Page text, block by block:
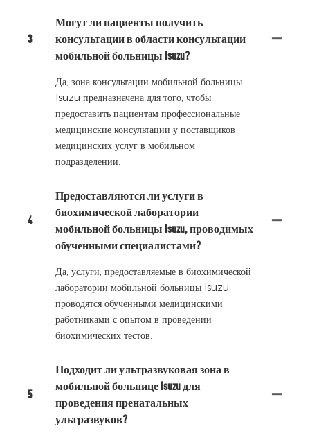
3
Могут ли пациенты получить
консультации в области консультации
мобильной больницы Isuzu?
Да, зона консультации мобильной больницы
Isuzu предназначена для того, чтобы
предоставить пациентам профессиональные
медицинские консультации у поставщиков
медицинских услуг в мобильном
подразделении.
4
Предоставляются ли услуги в
биохимической лаборатории
мобильной больницы Isuzu, проводимых
обученными специалистами?
Да, услуги, предоставляемые в биохимической
лаборатории мобильной больницы Isuzu,
проводятся обученными медицинскими
работниками с опытом в проведении
биохимических тестов.
5
Подходит ли ультразвуковая зона в
мобильной больнице Isuzu для
проведения пренатальных
ультразвуков?